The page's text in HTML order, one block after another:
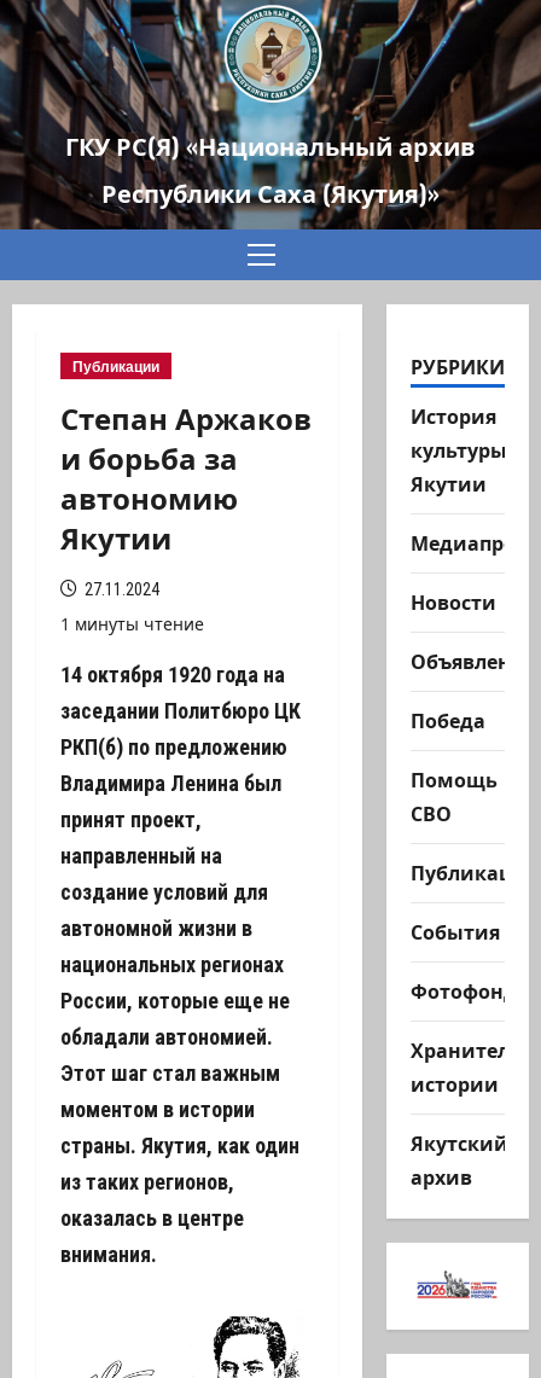
ГКУ РС(Я) «Национальный архив
Республики Саха (Якутия)»
Основное
Публикации
Степан Аржаков
и борьба за
автономию
Якутии
27.11.2024
1 минуты чтение
14 октября 1920 года на
заседании Политбюро ЦК
РКП(б) по предложению
Владимира Ленина был
принят проект,
направленный на
создание условий для
автономной жизни в
национальных регионах
России, которые еще не
обладали автономией.
Этот шаг стал важным
моментом в истории
страны. Якутия, как один
из таких регионов,
оказалась в центре
внимания.
РУБРИКИ
История
культуры
Якутии
Новости
Объявления
Победа
Помощь
СВО
Публикации
События
Фотофонд
Хранители
истории
Якутский
архив